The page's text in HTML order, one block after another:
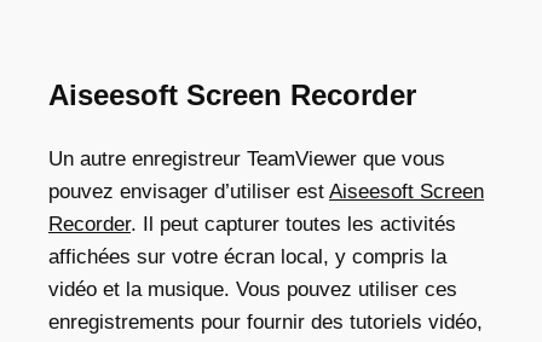
Aiseesoft Screen Recorder
Un autre enregistreur TeamViewer que vous
pouvez envisager d’utiliser est Aiseesoft Screen
Recorder. Il peut capturer toutes les activités
affichées sur votre écran local, y compris la
vidéo et la musique. Vous pouvez utiliser ces
enregistrements pour fournir des tutoriels vidéo,